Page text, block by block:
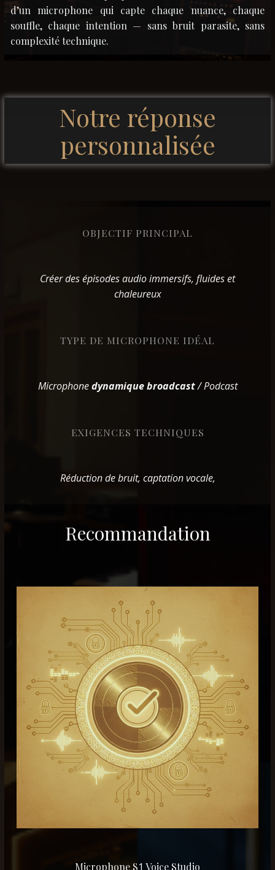
d’un microphone qui capte chaque nuance, chaque
souffle, chaque intention — sans bruit parasite, sans
complexité technique.
Notre réponse
personnalisée
OBJECTIF PRINCIPAL
Créer des épisodes audio immersifs, fluides et
chaleureux
TYPE DE MICROPHONE IDÉAL
Microphonedynamique broadcast/ Podcast
EXIGENCES TECHNIQUES
Réduction de bruit, captation vocale,
Recommandation
Microphone S1 Voice Studio